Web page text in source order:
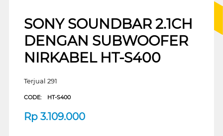
SONY SOUNDBAR 2.1CH
DENGAN SUBWOOFER
NIRKABEL HT-S400
Terjual 291
CODE: HT-S400
Rp 3.109.000